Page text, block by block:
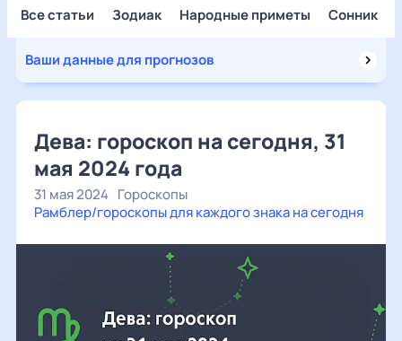
Все статьи Зодиак Народные приметы Сонник
Ваши данные для прогнозов
Дева: гороскоп на сегодня, 31
мая 2024 года
31 мая 2024 Гороскопы
Рамблер/гороскопы для каждого знака на сегодня